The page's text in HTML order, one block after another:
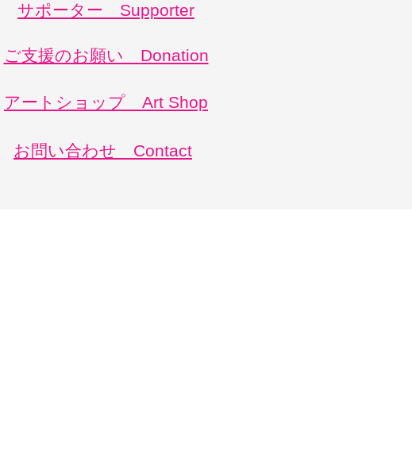
サポーター Supporter
ご支援のお願い Donation
アートショップ Art Shop
お問い合わせ Contact